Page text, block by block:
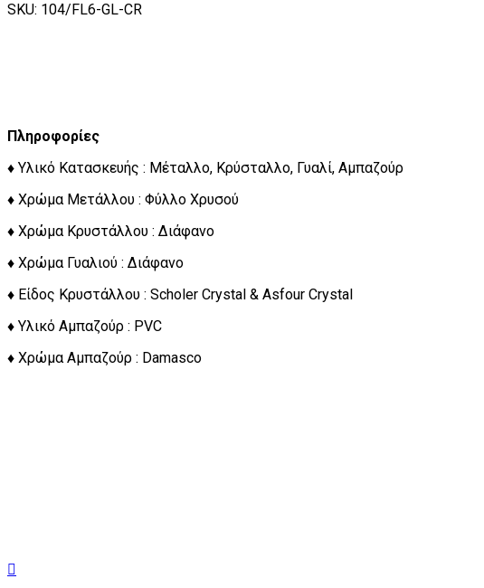
SKU: 104/FL6-GL-CR
Πληροφορίες
♦ Υλικό Κατασκευής : Μέταλλο, Κρύσταλλο, Γυαλί, Αμπαζούρ
♦ Χρώμα Μετάλλου : Φύλλο Χρυσού
♦ Χρώμα Κρυστάλλου : Διάφανο
♦ Χρώμα Γυαλιού : Διάφανο
♦ Είδος Κρυστάλλου : Scholer Crystal & Asfour Crystal
♦ Υλικό Αμπαζούρ : PVC
♦ Χρώμα Αμπαζούρ : Damasco